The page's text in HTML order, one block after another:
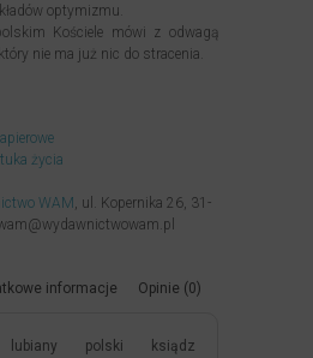
optymizmu.
Kościele mówi z odwagą
nie ma już nic do stracenia.
życia
WAM , ul. Kopernika 26, 31-
informacje Opinie (0)
lubiany polski ksiądz